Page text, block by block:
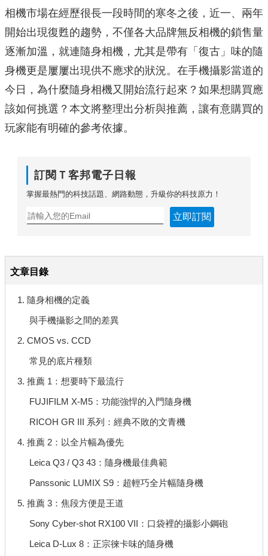
相機市場在經歷很長一段時間的寒冬之後，近一、兩年
開始出現復甦的趨勢，不僅各大品牌無反相機的鎖售量
逐漸加溫，就連隨身相機，尤其是帶有「復古」味的隨
身機更是屢屢出現供不應求的狀況。在手機攝影當道的
今日，為什麼隨身相機又開始流行起來？如果想購買應
該如何挑選？本文將整理出分析與推薦，讓有意購買的
玩家能有明確的參考依據。
訂閱Ｔ客邦電子日報
掌握最熱門的科技話題、網路動態，升級你的科技原力！
立即訂閱
文章目錄
1. 隨身相機的定義
與手機攝影之間的差異
2. CMOS vs. CCD
常見的底片種類
3. 推薦 1：想要時下最流行
FUJIFILM X-M5：功能強悍的入門隨身機
RICOH GR III 系列：經典不敗的文青機
4. 推薦 2：以全片幅為優先
Leica Q3 / Q3 43：隨身機最佳典範
Panssonic LUMIX S9：超輕巧全片幅隨身機
5. 推薦 3：焦段方便是王道
Sony Cyber-shot RX100 VII：口袋裡的攝影小鋼砲
Leica D-Lux 8：正宗徠卡味的隨身機